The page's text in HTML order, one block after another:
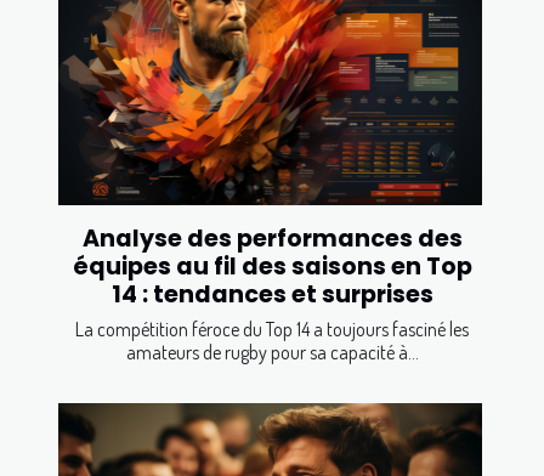
Analyse des performances des
équipes au fil des saisons en Top
14 : tendances et surprises
La compétition féroce du Top 14 a toujours fasciné les
amateurs de rugby pour sa capacité à...